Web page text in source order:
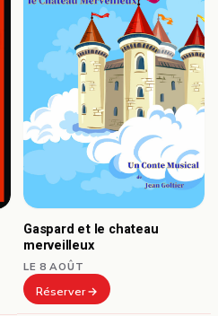
Gaspard et le chateau
merveilleux
LE 8 AOÛT
Réserver